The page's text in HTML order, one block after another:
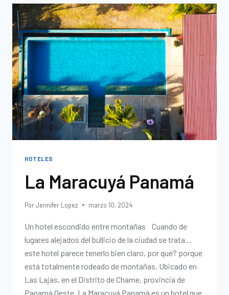
HOTELES
La Maracuyá Panamá
PorJennifer Lopez marzo 10, 2024
Un hotel escondido entre montañas Cuando de
lugares alejados del bullicio de la ciudad se trata…
este hotel parece tenerlo bien claro, por qué? porque
está totalmente rodeado de montañas. Ubicado en
Las Lajas, en el Distrito de Chame, provincia de
Panamá Oeste, La Maracuyá Panamá es un hotel que